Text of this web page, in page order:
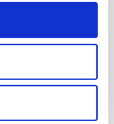
tror vi på, at
i et tæt og
mindst når